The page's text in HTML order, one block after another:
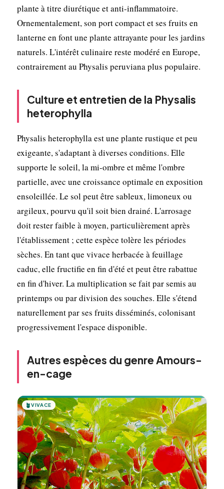
plante à titre diurétique et anti-inflammatoire.
Ornementalement, son port compact et ses fruits en
lanterne en font une plante attrayante pour les jardins
naturels. L'intérêt culinaire reste modéré en Europe,
contrairement au Physalis peruviana plus populaire.
Culture et entretien de la Physalis
heterophylla
Physalis heterophylla est une plante rustique et peu
exigeante, s'adaptant à diverses conditions. Elle
supporte le soleil, la mi-ombre et même l'ombre
partielle, avec une croissance optimale en exposition
ensoleillée. Le sol peut être sableux, limoneux ou
argileux, pourvu qu'il soit bien drainé. L'arrosage
doit rester faible à moyen, particulièrement après
l'établissement ; cette espèce tolère les périodes
sèches. En tant que vivace herbacée à feuillage
caduc, elle fructifie en fin d'été et peut être rabattue
en fin d'hiver. La multiplication se fait par semis au
printemps ou par division des souches. Elle s'étend
naturellement par ses fruits disséminés, colonisant
progressivement l'espace disponible.
Autres espèces du genre Amours-
en-cage
🪴VIVACE